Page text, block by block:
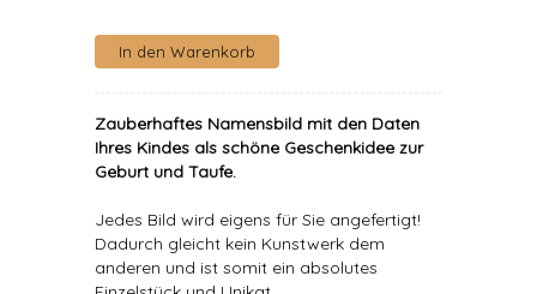
Zauberhaftes Namensbild mit den Daten
Ihres Kindes als schöne Geschenkidee zur
Geburt und Taufe.
Jedes Bild wird eigens für Sie angefertigt!
Dadurch gleicht kein Kunstwerk dem
anderen und ist somit ein absolutes